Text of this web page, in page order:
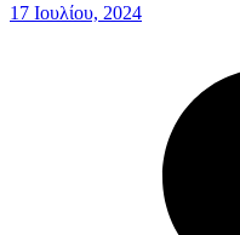
17 Ιουλίου, 2024